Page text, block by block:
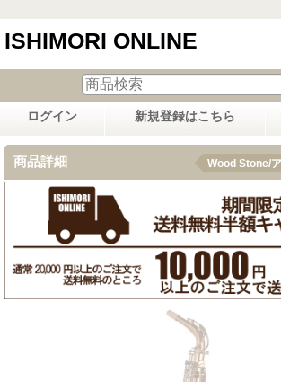
ISHIMORI ONLINE
ログイン 新規登録はこちら
商品詳細 Wood Stone/